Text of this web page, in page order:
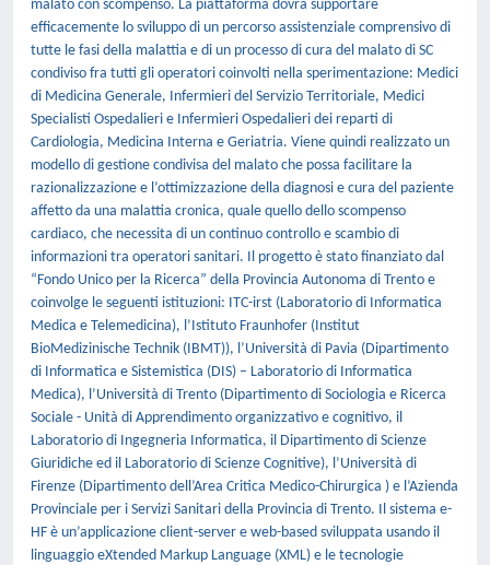
malato con scompenso. La piattaforma dovrà supportare
efficacemente lo sviluppo di un percorso assistenziale comprensivo di
tutte le fasi della malattia e di un processo di cura del malato di SC
condiviso fra tutti gli operatori coinvolti nella sperimentazione: Medici
di Medicina Generale, Infermieri del Servizio Territoriale, Medici
Specialisti Ospedalieri e Infermieri Ospedalieri dei reparti di
Cardiologia, Medicina Interna e Geriatria. Viene quindi realizzato un
modello di gestione condivisa del malato che possa facilitare la
razionalizzazione e l’ottimizzazione della diagnosi e cura del paziente
affetto da una malattia cronica, quale quello dello scompenso
cardiaco, che necessita di un continuo controllo e scambio di
informazioni tra operatori sanitari. Il progetto è stato finanziato dal
“Fondo Unico per la Ricerca” della Provincia Autonoma di Trento e
coinvolge le seguenti istituzioni: ITC-irst (Laboratorio di Informatica
Medica e Telemedicina), l’Istituto Fraunhofer (Institut
BioMedizinische Technik (IBMT)), l’Università di Pavia (Dipartimento
di Informatica e Sistemistica (DIS) – Laboratorio di Informatica
Medica), l’Università di Trento (Dipartimento di Sociologia e Ricerca
Sociale - Unità di Apprendimento organizzativo e cognitivo, il
Laboratorio di Ingegneria Informatica, il Dipartimento di Scienze
Giuridiche ed il Laboratorio di Scienze Cognitive), l’Università di
Firenze (Dipartimento dell’Area Critica Medico-Chirurgica ) e l’Azienda
Provinciale per i Servizi Sanitari della Provincia di Trento. Il sistema e-
HF è un’applicazione client-server e web-based sviluppata usando il
linguaggio eXtended Markup Language (XML) e le tecnologie